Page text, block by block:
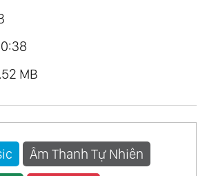
MB
Âm Thanh Tự Nhiên